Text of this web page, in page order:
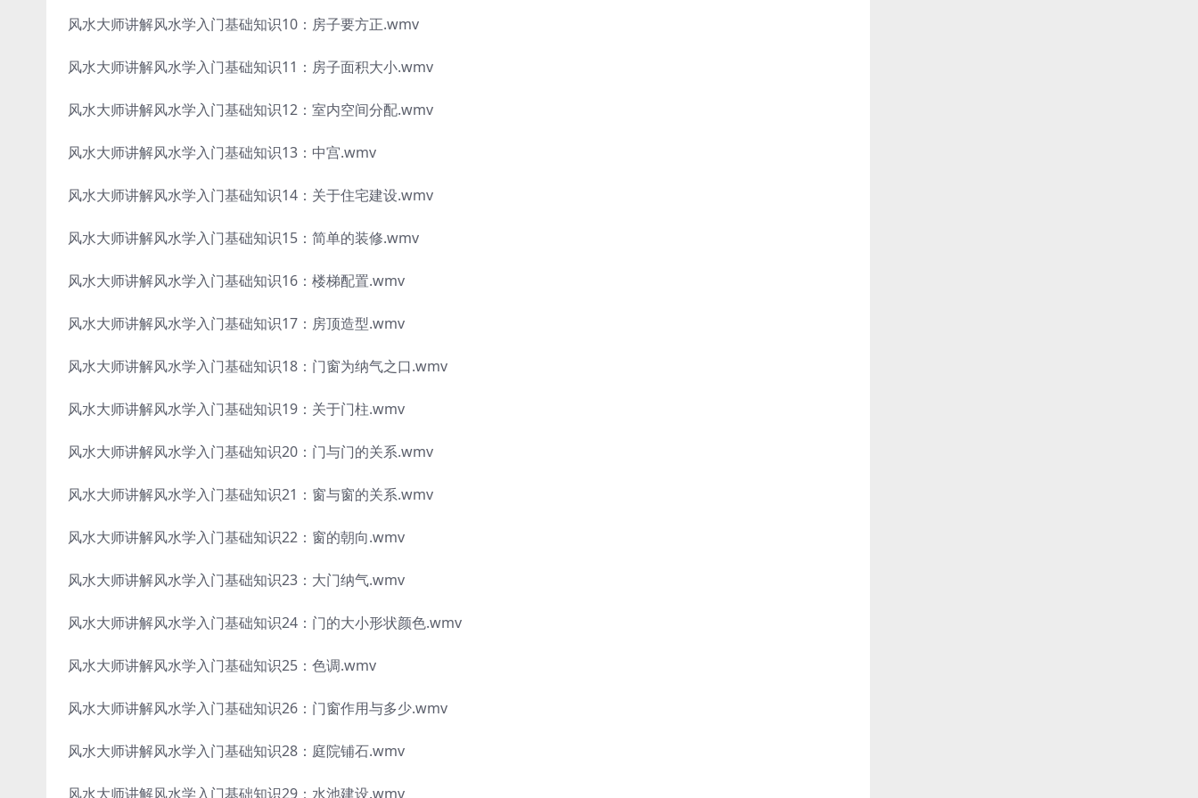
风水大师讲解风水学入门基础知识10：房子要方正.wmv
风水大师讲解风水学入门基础知识11：房子面积大小.wmv
风水大师讲解风水学入门基础知识12：室内空间分配.wmv
风水大师讲解风水学入门基础知识13：中宫.wmv
风水大师讲解风水学入门基础知识14：关于住宅建设.wmv
风水大师讲解风水学入门基础知识15：简单的装修.wmv
风水大师讲解风水学入门基础知识16：楼梯配置.wmv
风水大师讲解风水学入门基础知识17：房顶造型.wmv
风水大师讲解风水学入门基础知识18：门窗为纳气之口.wmv
风水大师讲解风水学入门基础知识19：关于门柱.wmv
风水大师讲解风水学入门基础知识20：门与门的关系.wmv
风水大师讲解风水学入门基础知识21：窗与窗的关系.wmv
风水大师讲解风水学入门基础知识22：窗的朝向.wmv
风水大师讲解风水学入门基础知识23：大门纳气.wmv
风水大师讲解风水学入门基础知识24：门的大小形状颜色.wmv
风水大师讲解风水学入门基础知识25：色调.wmv
风水大师讲解风水学入门基础知识26：门窗作用与多少.wmv
风水大师讲解风水学入门基础知识28：庭院铺石.wmv
风水大师讲解风水学入门基础知识29：水池建设.wmv